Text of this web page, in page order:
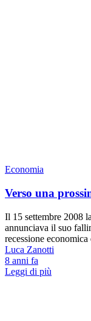
Economia
Verso una
Il 15 settembre 2008
annunciava il suo
recessione
Luca Zanotti
8 anni fa
Leggi di più